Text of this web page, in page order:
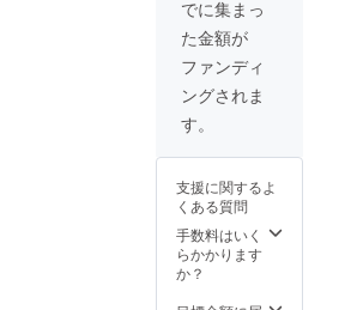
のお持
ち帰り
不可 ※7
文字以
上のお
字・記
号は使
用でき
ませ
ん。使
用され
ストと
備考欄
に記載
された
お名前
れたオ
ルネー
ムアク
キーを
作成さ
せてい
レント
直筆サ
インを
入れた
状態で
させて
きま
す。 ③
スタン
ドフラ
ワー(名
す。当
日単独
スタン
ド花と
同じ花
ブーケ
ち帰り
いただ
けま
す。 後
日、単
ド花と
同じ花
材を使
用した
ブーケ
いただ
す。 後
日、単
独スタ
ンド花
の前で
でに集まっ
た金額が
ファンディ
ングされま
す。
支援に関するよ
くある質問
手数料はいく
らかかります
か？